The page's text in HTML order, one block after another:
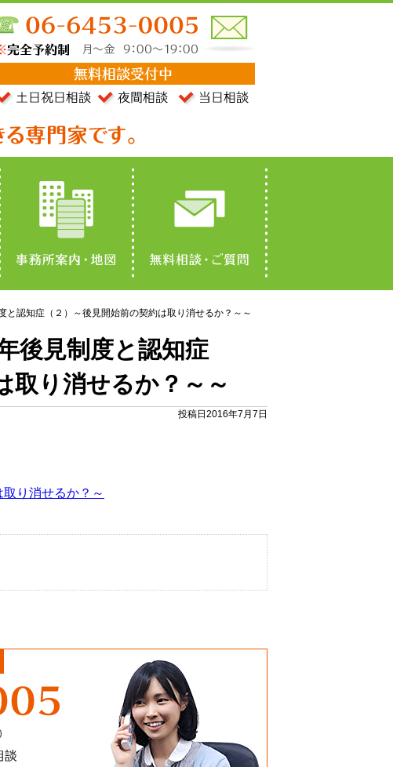
と認知症（２）～後見開始前の契約は取り消せるか？～～
後見制度と認知症
取り消せるか？～～
投稿日2016年7月7日
り消せるか？～